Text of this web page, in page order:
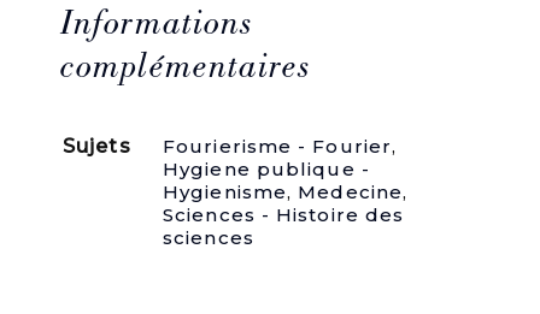
(Dr
Henri)
et
BOUTEILLER
Jules-
Édouard).
d'Hygiène
populaire.
Informations
complémentaires
Sujets Fourierisme - Fourier,
Hygiene publique -
Hygienisme, Medecine,
Sciences - Histoire des
sciences